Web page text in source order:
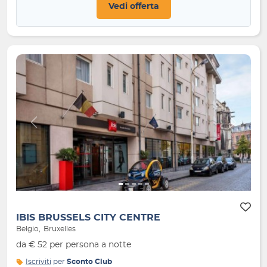
Vedi offerta
Indietro Avanti
IBIS BRUSSELS CITY CENTRE
Belgio Bruxelles
da € 52 per persona a notte
Iscriviti per Sconto Club